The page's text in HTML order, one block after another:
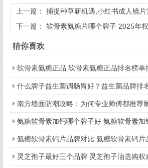
上一篇： 捕捉种草新机遇,小红书成人镜
下一篇： 软骨素氨糖片哪个牌子 2025年
三代氨糖闭眼入
猜你喜欢
软骨素氨糖正品 软骨素氨糖正品排名榜单
什么牌子益生菌调肠胃好？益生菌品牌排
晓南方墙面防潮攻略：为何专业师傅都推荐
氨糖软骨素加钙哪个牌子好 氨糖软骨素加
行榜TOP5揭晓
氨糖软骨素钙片品牌对比 氨糖软骨素钙片
OP5深度评测
灵芝孢子最好三个品牌 灵芝孢子油选购权